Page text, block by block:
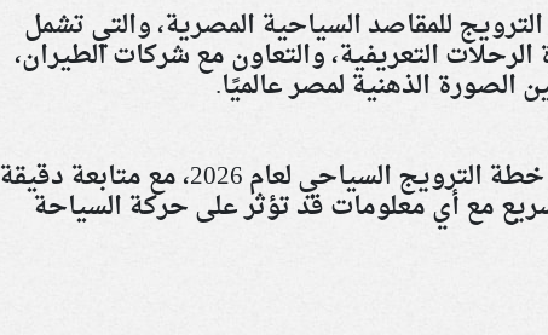
للمقاصد السياحية المصرية، والتي تشمل
التعريفية، والتعاون مع شركات الطيران،
الصورة الذهنية لمصر عالميًا.
وأكد المسؤولون استمرار تنفيذ خطة الترويج السياحي لعام 2026، مع متابعة دقيقة
مع أي معلومات قد تؤثر على حركة السياحة